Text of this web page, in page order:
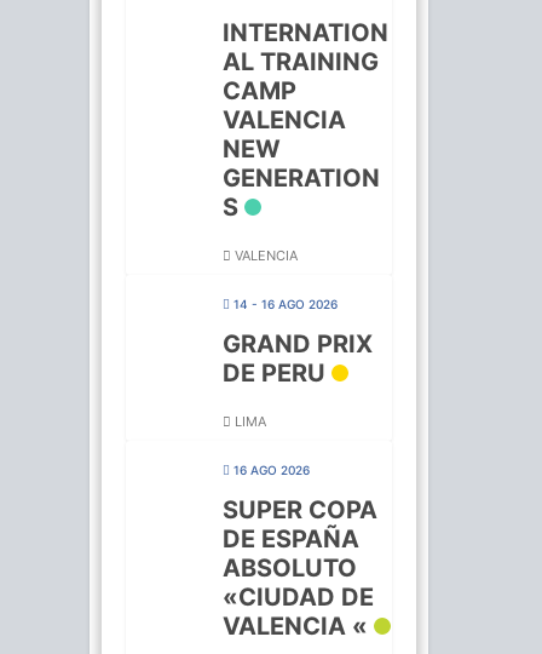
INTERNATION
AL TRAINING
CAMP
VALENCIA
NEW
GENERATION
S
VALENCIA
14 - 16 AGO 2026
GRAND PRIX
DE PERU
LIMA
16 AGO 2026
SUPER COPA
DE ESPAÑA
ABSOLUTO
«CIUDAD DE
VALENCIA «